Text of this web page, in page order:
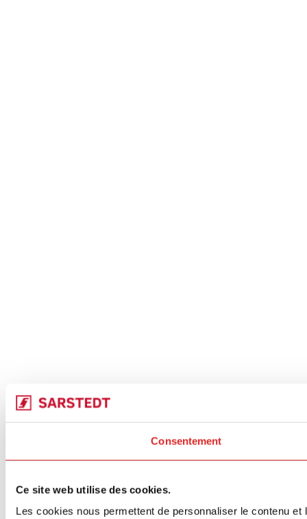
Consentement
Ce site web utilise des cookies.
Les cookies nous permettent de personnaliser le contenu